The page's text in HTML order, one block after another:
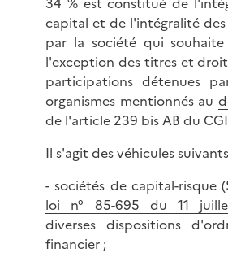
capital et de l'intégralité
par la société qui
l'exception des titres et
participations détenues
organismes mentionnés au
de l'article 239 bis AB du CGI
Il s'agit des véhicules
- sociétés de capital-risque
loi n° 85-695 du 11
diverses dispositions
financier ;